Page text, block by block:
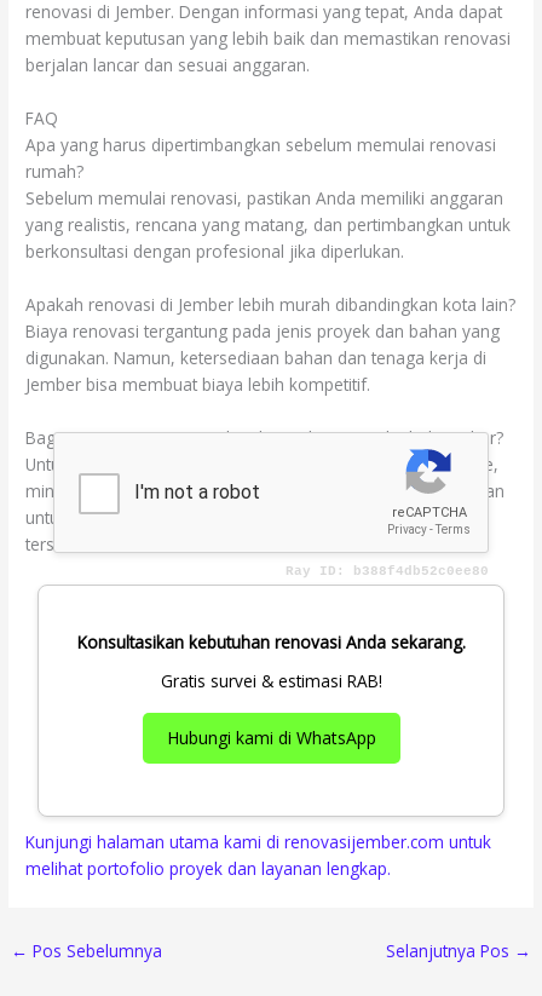
renovasi di Jember. Dengan informasi yang tepat, Anda dapat
membuat keputusan yang lebih baik dan memastikan renovasi
berjalan lancar dan sesuai anggaran.
FAQ
Apa yang harus dipertimbangkan sebelum memulai renovasi
rumah?
Sebelum memulai renovasi, pastikan Anda memiliki anggaran
yang realistis, rencana yang matang, dan pertimbangkan untuk
berkonsultasi dengan profesional jika diperlukan.
Apakah renovasi di Jember lebih murah dibandingkan kota lain?
Biaya renovasi tergantung pada jenis proyek dan bahan yang
digunakan. Namun, ketersediaan bahan dan tenaga kerja di
Jember bisa membuat biaya lebih kompetitif.
Bagaimana cara menemukan kontraktor yang baik di Jember?
Untuk menemukan kontraktor yang baik, lakukan riset online,
mintalah rekomendasi dari teman atau keluarga, dan pastikan
untuk memeriksa portofolio dan ulasan dari kontraktor
tersebut.
Konsultasikan kebutuhan renovasi Anda sekarang.
Gratis survei & estimasi RAB!
Hubungi kami di WhatsApp
Kunjungi halaman utama kami di renovasijember.com untuk
melihat portofolio proyek dan layanan lengkap.
← Pos Sebelumnya Selanjutnya Pos →